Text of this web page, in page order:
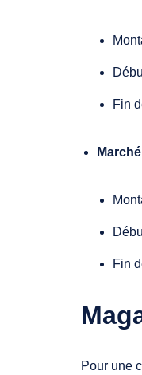
Fin
Fin
Pour une